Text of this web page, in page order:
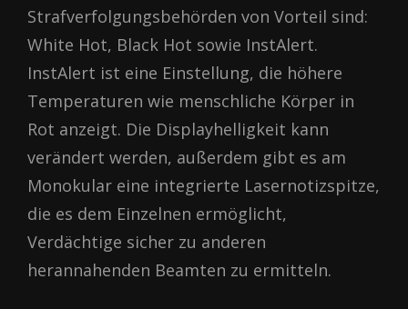
Strafverfolgungsbehörden von Vorteil sind:
White Hot, Black Hot sowie InstAlert.
InstAlert ist eine Einstellung, die höhere
Temperaturen wie menschliche Körper in
Rot anzeigt. Die Displayhelligkeit kann
verändert werden, außerdem gibt es am
Monokular eine integrierte Lasernotizspitze,
die es dem Einzelnen ermöglicht,
Verdächtige sicher zu anderen
herannahenden Beamten zu ermitteln.